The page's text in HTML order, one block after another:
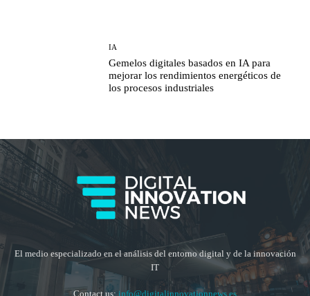
IA
Gemelos digitales basados en IA para
mejorar los rendimientos energéticos de
los procesos industriales
El medio especializado en el análisis del entorno digital y de la innovación
IT
Contact us: info@digitalinnovationnews.es